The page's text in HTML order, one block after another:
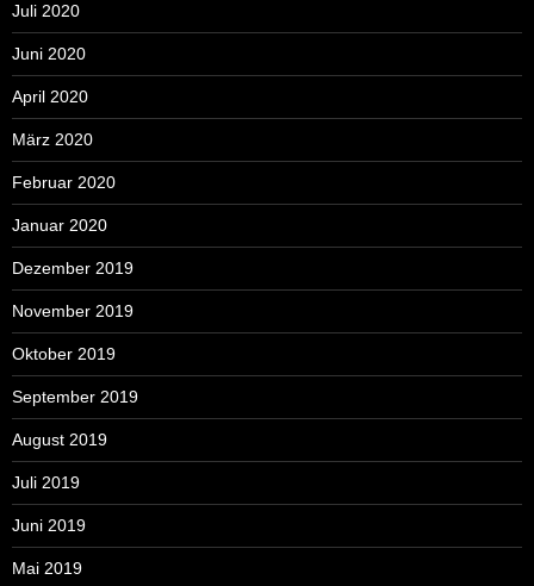
Juli 2020
Juni 2020
April 2020
März 2020
Februar 2020
Januar 2020
Dezember 2019
November 2019
Oktober 2019
September 2019
August 2019
Juli 2019
Juni 2019
Mai 2019